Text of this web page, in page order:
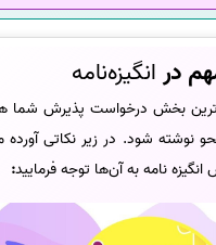
درانگیزه‌نامه
بخش درخواست پذیرش
نوشته شود. در زیر نکاتی
انگیزه نامه به آن‌ها توجه فرمایید: